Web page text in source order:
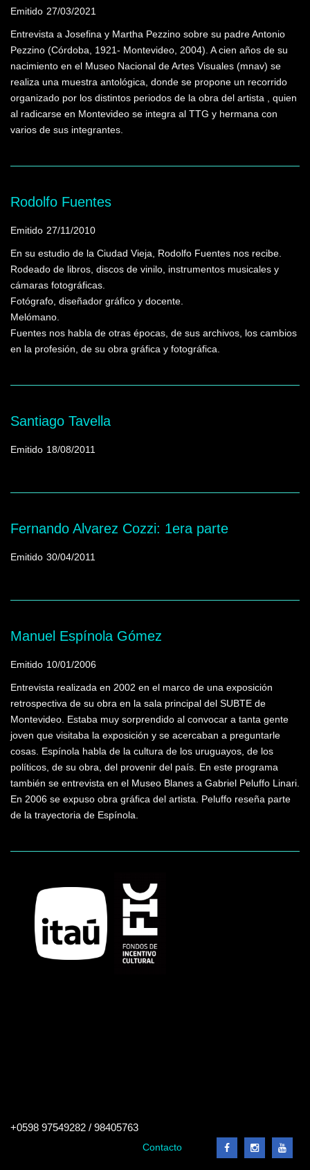
Emitido 27/03/2021
Entrevista a Josefina y Martha Pezzino sobre su padre Antonio
Pezzino (Córdoba, 1921- Montevideo, 2004). A cien años de su
nacimiento en el Museo Nacional de Artes Visuales (mnav) se
realiza una muestra antológica, donde se propone un recorrido
organizado por los distintos periodos de la obra del artista , quien
al radicarse en Montevideo se integra al TTG y hermana con
varios de sus integrantes.
Rodolfo Fuentes
Emitido 27/11/2010
En su estudio de la Ciudad Vieja, Rodolfo Fuentes nos recibe.
Rodeado de libros, discos de vinilo, instrumentos musicales y
cámaras fotográficas.
Fotógrafo, diseñador gráfico y docente.
Melómano.
Fuentes nos habla de otras épocas, de sus archivos, los cambios
en la profesión, de su obra gráfica y fotográfica.
Santiago Tavella
Emitido 18/08/2011
Fernando Alvarez Cozzi: 1era parte
Emitido 30/04/2011
Manuel Espínola Gómez
Emitido 10/01/2006
Entrevista realizada en 2002 en el marco de una exposición
retrospectiva de su obra en la sala principal del SUBTE de
Montevideo. Estaba muy sorprendido al convocar a tanta gente
joven que visitaba la exposición y se acercaban a preguntarle
cosas. Espínola habla de la cultura de los uruguayos, de los
políticos, de su obra, del provenir del país. En este programa
también se entrevista en el Museo Blanes a Gabriel Peluffo Linari.
En 2006 se expuso obra gráfica del artista. Peluffo reseña parte
de la trayectoria de Espínola.
+0598 97549282 / 98405763
en
Contacto